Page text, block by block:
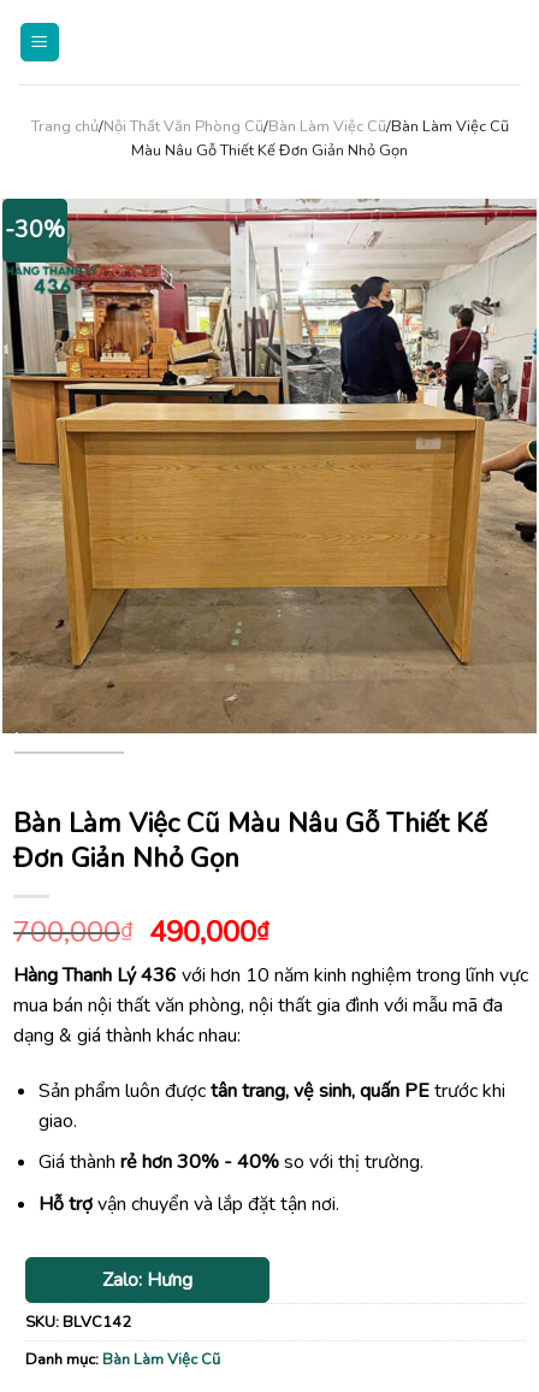
Trang chủ/Nội Thất Văn Phòng Cũ/Bàn Làm Việc Cũ/Bàn Làm Việc Cũ
Màu Nâu Gỗ Thiết Kế Đơn Giản Nhỏ Gọn
-30%
Bàn Làm Việc Cũ Màu Nâu Gỗ Thiết Kế
Đơn Giản Nhỏ Gọn
700,000₫ Giá
gốc
là:
700,000₫.
490,000₫Giá
hiện
tại
là:
Hàng Thanh Lý 436 với hơn 10 năm kinh nghiệm trong lĩnh vực
mua bán nội thất văn phòng, nội thất gia đình với mẫu mã đa
dạng & giá thành khác nhau:
Sản phẩm luôn đượctân trang, vệ sinh, quấn PEtrước khi
giao.
Giá thành rẻ hơn 30% - 40%so với thị trường.
Hỗ trợvận chuyển và lắp đặt tận nơi.
Zalo: Hưng
SKU:BLVC142
Danh mục:Bàn Làm Việc Cũ